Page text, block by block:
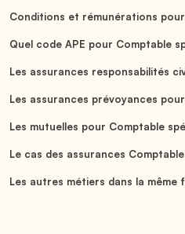
Conditions et rémunérations
Quel code APE pour Comptable
Les assurances responsabilités
Les assurances prévoyances
Les mutuelles pour Comptable
Le cas des assurances
Les autres métiers dans la même